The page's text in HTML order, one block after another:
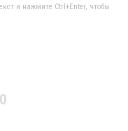
и нажмите Ctrl+Enter, чтобы